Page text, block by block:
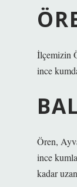
İlçemizin
ince
Ören,
ince
kadar